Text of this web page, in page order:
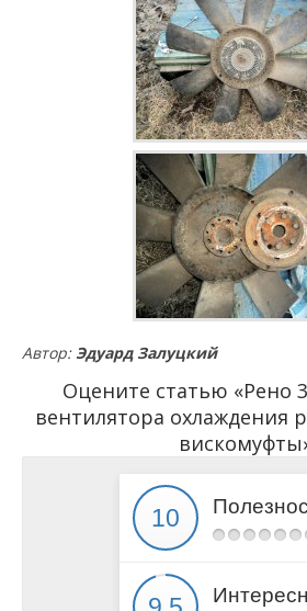
Автор: Эдуард Залуцкий
Оцените статью «Рено
вентилятора охлаждения